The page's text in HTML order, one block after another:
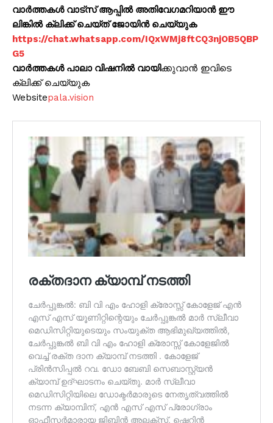
വാർത്തകൾ വാട്സ് ആപ്പിൽ അതിവേഗമറിയാൻ ഈ
ലിങ്കിൽ ക്ലിക്ക് ചെയ്ത് ജോയിൻ ചെയ്യുക
https://chat.whatsapp.com/IQxWMj8ftCQ3njOB5QBP
G5
വാർത്തകൾ പാലാ വിഷനിൽ വായിക്കുവാൻ ഇവിടെ
ക്ലിക്ക് ചെയ്യുക
Websitepala.vision